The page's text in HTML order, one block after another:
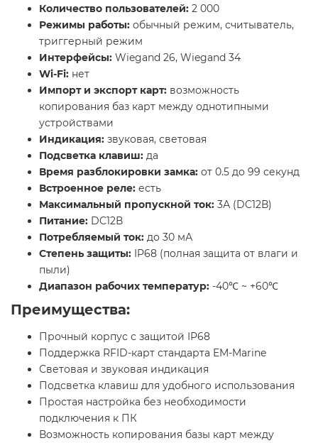
Количество пользователей: 2 000
Режимы работы: обычный режим, считыватель,
триггерный режим
Интерфейсы: Wiegand 26, Wiegand 34
Wi-Fi: нет
Импорт и экспорт карт: возможность
копирования баз карт между однотипными
устройствами
Индикация: звуковая, световая
Подсветка клавиш: да
Время разблокировки замка: от 0.5 до 99 секунд
Встроенное реле: есть
Максимальный пропускной ток: 3А (DC12В)
Питание: DC12В
Потребляемый ток: до 30 мА
Степень защиты: IP68 (полная защита от влаги и
пыли)
Диапазон рабочих температур: -40℃ ~ +60℃
Преимущества:
Прочный корпус с защитой IP68
Поддержка RFID-карт стандарта EM-Marine
Световая и звуковая индикация
Подсветка клавиш для удобного использования
Простая настройка без необходимости
подключения к ПК
Возможность копирования базы карт между